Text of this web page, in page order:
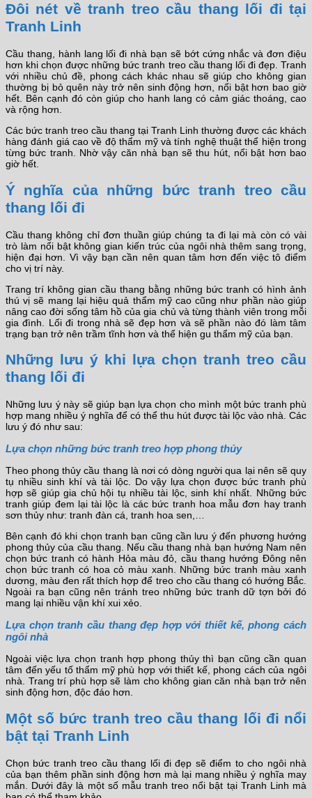
Đôi nét về tranh treo cầu thang lối đi tại
Tranh Linh
Cầu thang, hành lang lối đi nhà bạn sẽ bớt cứng nhắc và đơn điệu
hơn khi chọn được những bức tranh treo cầu thang lối đi đẹp. Tranh
với nhiều chủ đề, phong cách khác nhau sẽ giúp cho không gian
thường bị bỏ quên này trở nên sinh động hơn, nổi bật hơn bao giờ
hết. Bên cạnh đó còn giúp cho hanh lang có cảm giác thoáng, cao
và rộng hơn.
Các bức tranh treo cầu thang tại Tranh Linh thường được các khách
hàng đánh giá cao về độ thẩm mỹ và tính nghệ thuật thể hiện trong
từng bức tranh. Nhờ vậy căn nhà bạn sẽ thu hút, nổi bật hơn bao
giờ hết.
Ý nghĩa của những bức tranh treo cầu
thang lối đi
Cầu thang không chỉ đơn thuần giúp chúng ta đi lại mà còn có vài
trò làm nổi bật không gian kiến trúc của ngôi nhà thêm sang trọng,
hiện đại hơn. Vì vậy bạn cần nên quan tâm hơn đến việc tô điểm
cho vị trí này.
Trang trí không gian cầu thang bằng những bức tranh có hình ảnh
thú vị sẽ mang lại hiệu quả thẩm mỹ cao cũng như phần nào giúp
nâng cao đời sống tâm hồ của gia chủ và từng thành viên trong mỗi
gia đình. Lối đi trong nhà sẽ đẹp hơn và sẽ phần nào đó làm tâm
trạng bạn trở nên trầm tĩnh hơn và thể hiện gu thẩm mỹ của bạn.
Những lưu ý khi lựa chọn tranh treo cầu
thang lối đi
Những lưu ý này sẽ giúp bạn lựa chọn cho mình một bức tranh phù
hợp mang nhiều ý nghĩa để có thể thu hút được tài lộc vào nhà. Các
lưu ý đó như sau:
Lựa chọn những bức tranh treo hợp phong thủy
Theo phong thủy cầu thang là nơi có dòng người qua lại nên sẽ quy
tụ nhiều sinh khí và tài lộc. Do vậy lựa chọn được bức tranh phù
hợp sẽ giúp gia chủ hội tụ nhiều tài lộc, sinh khí nhất. Những bức
tranh giúp đem lại tài lộc là các bức tranh hoa mẫu đơn hay tranh
sơn thủy như: tranh đàn cá, tranh hoa sen,…
Bên cạnh đó khi chọn tranh bạn cũng cần lưu ý đến phương hướng
phong thủy của cầu thang. Nếu cầu thang nhà bạn hướng Nam nên
chọn bức tranh có hành Hỏa màu đỏ, cầu thang hướng Đông nên
chọn bức tranh có hoa cỏ màu xanh. Những bức tranh màu xanh
dương, màu đen rất thích hợp để treo cho cầu thang có hướng Bắc.
Ngoài ra bạn cũng nên tránh treo những bức tranh dữ tợn bởi đó
mang lại nhiều vận khí xui xẻo.
Lựa chọn tranh cầu thang đẹp hợp với thiết kế, phong cách
ngôi nhà
Ngoài việc lựa chọn tranh hợp phong thủy thì bạn cũng cần quan
tâm đến yếu tố thẩm mỹ phù hợp với thiết kế, phong cách của ngôi
nhà. Trang trí phù hợp sẽ làm cho không gian căn nhà bạn trở nên
sinh động hơn, độc đáo hơn.
Một số bức tranh treo cầu thang lối đi nổi
bật tại Tranh Linh
Chọn bức tranh treo cầu thang lối đi đẹp sẽ điểm to cho ngôi nhà
của bạn thêm phần sinh động hơn mà lại mang nhiều ý nghĩa may
mắn. Dưới đây là một số mẫu tranh treo nổi bật tại Tranh Linh mà